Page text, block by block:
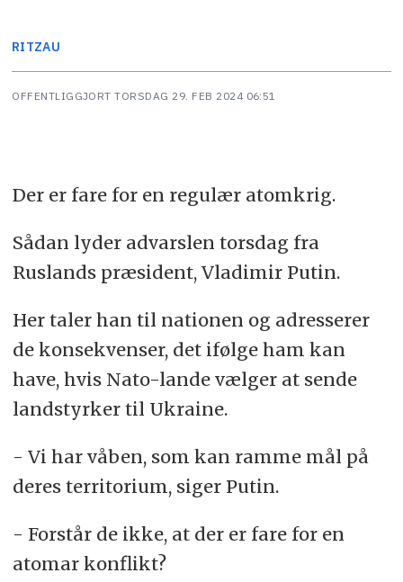
RITZAU
OFFENTLIGGJORT TORSDAG 29. FEB 2024 06:51
Der er fare for en regulær atomkrig.
Sådan lyder advarslen torsdag fra
Ruslands præsident, Vladimir Putin.
Her taler han til nationen og adresserer
de konsekvenser, det ifølge ham kan
have, hvis Nato-lande vælger at sende
landstyrker til Ukraine.
- Vi har våben, som kan ramme mål på
deres territorium, siger Putin.
- Forstår de ikke, at der er fare for en
atomar konflikt?